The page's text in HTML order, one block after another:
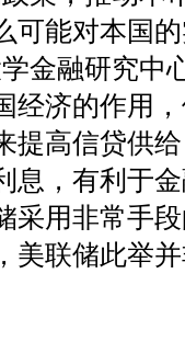
可能对本国
金融研究中
经济的作用
提高信贷供
息，有利于
采用非常手
美联储此举